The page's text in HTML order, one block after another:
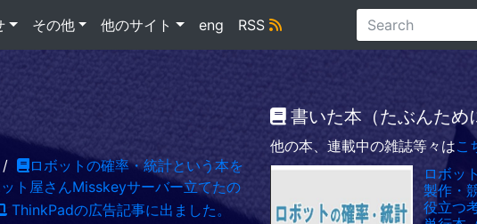
その他 他のサイト eng RSS
/
ロボットの確率・統計という本を
ット屋さんMisskeyサーバー立てたの
ThinkPadの広告記事に出ました。
書いた本（たぶんため
他の本、連載中の雑誌等々はこ
ロボッ
製作・
役立つ